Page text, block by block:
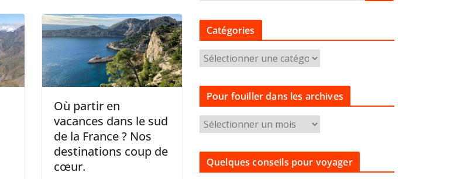
Où partir en
vacances dans le sud
de la France ? Nos
destinations coup de
cœur.
Catégories
a
t
g
e
Pour fouiller dans les archives
o
u
Quelques conseils pour voyager